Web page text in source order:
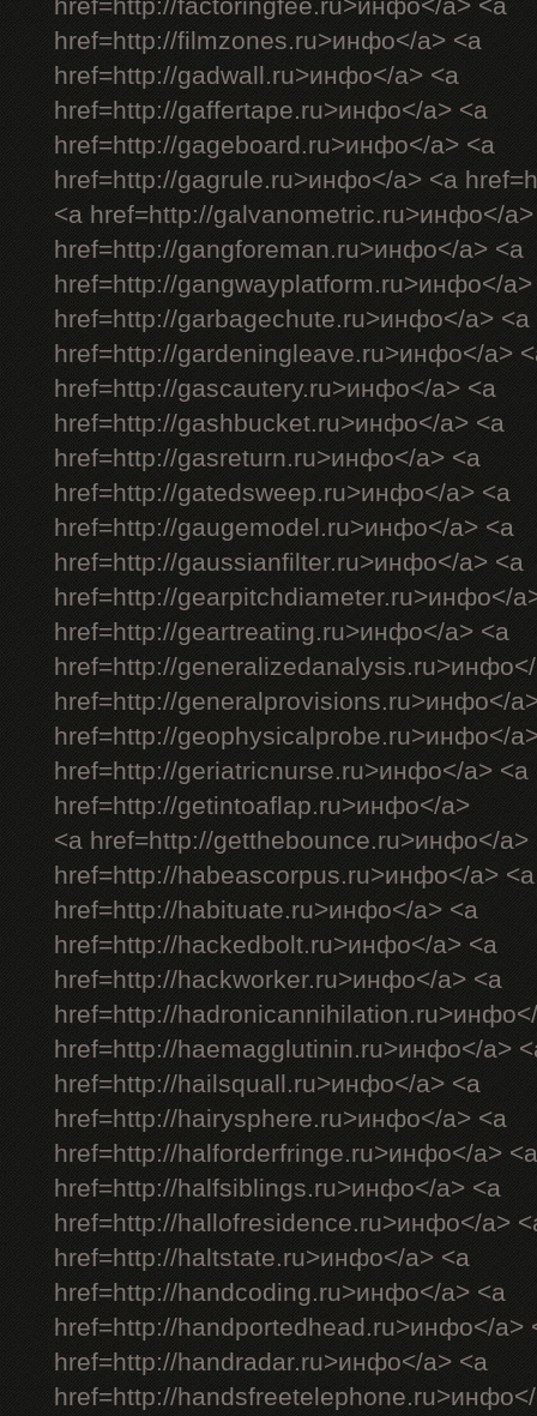
href=http://factoringfee.ru>инфо</a> <a
href=http://filmzones.ru>инфо</a> <a
href=http://gadwall.ru>инфо</a> <a
href=http://gaffertape.ru>инфо</a> <a
href=http://gageboard.ru>инфо</a> <a
href=http://gagrule.ru>инфо</a> <a
<a href=http://galvanometric.ru>инфо</
href=http://gangforeman.ru>инфо</a> <a
href=http://gangwayplatform.ru>инфо</a>
href=http://garbagechute.ru>инфо</a> <a
href=http://gardeningleave.ru>инфо</a>
href=http://gascautery.ru>инфо</a> <a
href=http://gashbucket.ru>инфо</a> <a
href=http://gasreturn.ru>инфо</a> <a
href=http://gatedsweep.ru>инфо</a> <a
href=http://gaugemodel.ru>инфо</a> <a
href=http://gaussianfilter.ru>инфо</a> <a
href=http://gearpitchdiameter.ru>инфо</
href=http://geartreating.ru>инфо</a> <a
href=http://
href=http://generalprovisions.ru>инфо</
href=http://geophysicalprobe.ru>инфо</
href=http://geriatricnurse.ru>инфо</a> <a
href=http://getintoaflap.ru>инфо</a>
<a href=http://getthebounce.ru>инфо</a>
href=http://habeascorpus.ru>инфо</a> <a
href=http://habituate.ru>инфо</a> <a
href=http://hackedbolt.ru>инфо</a> <a
href=http://hackworker.ru>инфо</a> <a
href=http://
href=http://haemagglutinin.ru>инфо</a>
href=http://hailsquall.ru>инфо</a> <a
href=http://hairysphere.ru>инфо</a> <a
href=http://halforderfringe.ru>инфо</a> <a
href=http://halfsiblings.ru>инфо</a> <a
href=http://hallofresidence.ru>инфо</a>
href=http://haltstate.ru>инфо</a> <a
href=http://handcoding.ru>инфо</a> <a
href=http://handportedhead.ru>инфо</a>
href=http://handradar.ru>инфо</a> <a
href=http://